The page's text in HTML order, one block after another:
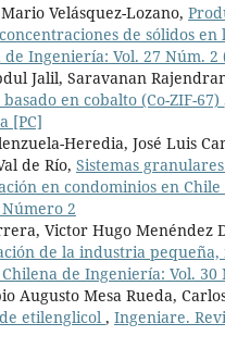
Velásquez-Lozano,
de sólidos
Ingeniería: Vol. 27 Núm. 2
Jalil, Saravanan
en cobalto (Co-ZIF-67)
[PC]
Heredia, José Luis
de Río, Sistemas
en condominios en Chile
2
Victor Hugo Menéndez
de la industria
de Ingeniería: Vol.
Augusto Mesa Rueda,
etilenglicol , Ingeniare.